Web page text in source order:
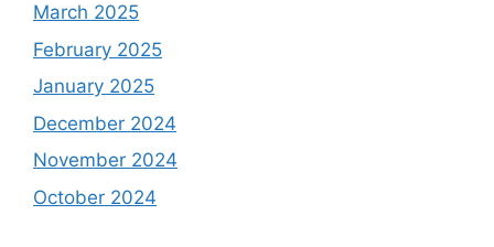
March 2025
February 2025
January 2025
December 2024
November 2024
October 2024